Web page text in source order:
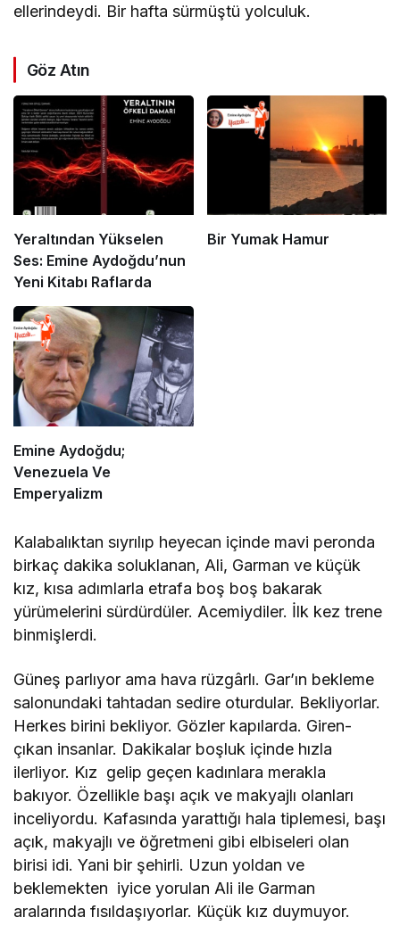
ellerindeydi. Bir hafta sürmüştü yolculuk.
Göz Atın
Yeraltından Yükselen
Ses: Emine Aydoğdu’nun
Yeni Kitabı Raflarda
Bir Yumak Hamur
Emine Aydoğdu;
Venezuela Ve
Emperyalizm
Kalabalıktan sıyrılıp heyecan içinde mavi peronda
birkaç dakika soluklanan, Ali, Garman ve küçük
kız, kısa adımlarla etrafa boş boş bakarak
yürümelerini sürdürdüler. Acemiydiler. İlk kez trene
binmişlerdi.
Güneş parlıyor ama hava rüzgârlı. Gar’ın bekleme
salonundaki tahtadan sedire oturdular. Bekliyorlar.
Herkes birini bekliyor. Gözler kapılarda. Giren-
çıkan insanlar. Dakikalar boşluk içinde hızla
ilerliyor. Kız gelip geçen kadınlara merakla
bakıyor. Özellikle başı açık ve makyajlı olanları
inceliyordu. Kafasında yarattığı hala tiplemesi, başı
açık, makyajlı ve öğretmeni gibi elbiseleri olan
birisi idi. Yani bir şehirli. Uzun yoldan ve
beklemekten iyice yorulan Ali ile Garman
aralarında fısıldaşıyorlar. Küçük kız duymuyor.